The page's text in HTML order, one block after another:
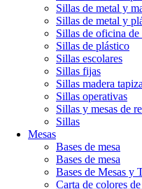
Sillas de metal y
Sillas de metal y
Sillas de oficina de
Sillas de plástico
Sillas escolares
Sillas fijas
Sillas madera
Sillas operativas
Sillas y mesas de
Sillas
Mesas
Bases de mesa
Bases de mesa
Bases de Mesas y
Carta de colores